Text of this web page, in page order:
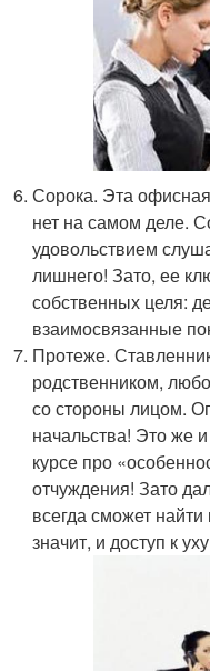
Сорока. Эта
нет на самом деле.
удовольствием
лишнего! Зато, ее
собственных целя:
взаимосвязанные
Протеже.
родственником,
со стороны лицом.
начальства! Это же
курсе про
отчуждения! Зато
всегда сможет найти
значит, и доступ к